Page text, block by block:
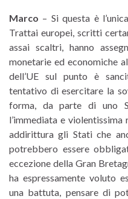
Marco – Si questa è
Trattai europei, scritti
assai scaltri, hanno
monetarie ed economiche
dell’UE sul punto è
tentativo di esercitare la
forma, da parte di uno
l’immediata e violentissima
addirittura gli Stati che
potrebbero essere
eccezione della Gran
ha espressamente voluto
una battuta, pensare di